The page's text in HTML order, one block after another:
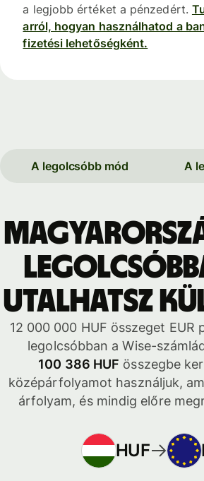
a legjobb értéket a pénzedért.
arról, hogyan használhatod a
fizetési lehetőségként.
A legolcsóbb mód A
utalhatsz
12 000 000 HUF összeget EUR
legolcsóbban a Wise-
100 386 HUF összegbe
középárfolyamot használjuk,
árfolyam, és mindig előre
HUF